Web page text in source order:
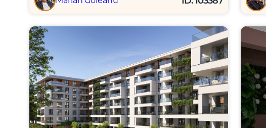
Nume
Telefon
Email
Mesaj